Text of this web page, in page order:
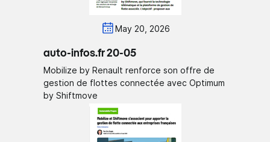
May 20, 2026
auto-infos.fr 20-05
Mobilize by Renault renforce son offre de
gestion de flottes connectée avec Optimum
by Shiftmove